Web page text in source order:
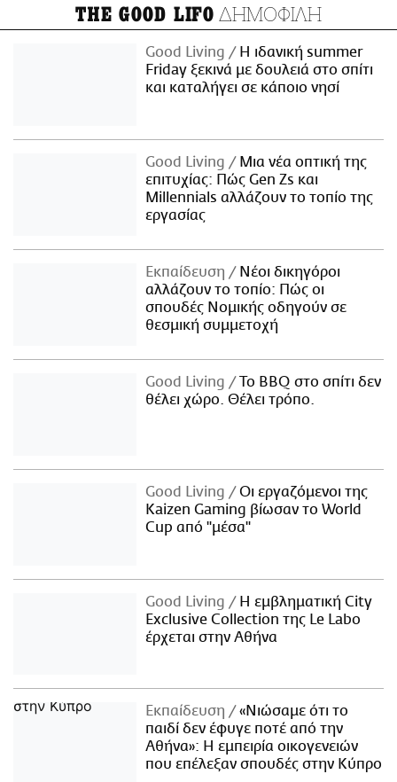
THE GOOD LIFO ΔΗΜΟΦΙΛΗ
Good Living
Η ιδανική summer
Friday ξεκινά με δουλειά στο σπίτι
και καταλήγει σε κάποιο νησί
Good Living
Μια νέα οπτική της
επιτυχίας: Πώς Gen Zs και
Millennials αλλάζουν το τοπίο της
εργασίας
Εκπαίδευση
Νέοι δικηγόροι
αλλάζουν το τοπίο: Πώς οι
σπουδές Νομικής οδηγούν σε
θεσμική συμμετοχή
Good Living
Το BBQ στο σπίτι δεν
θέλει χώρο. Θέλει τρόπο.
Good Living
Οι εργαζόμενοι της
Kaizen Gaming βίωσαν το World
Cup από "μέσα"
Good Living
Η εμβληματική City
Exclusive Collection της Le Labo
έρχεται στην Αθήνα
Εκπαίδευση
«Νιώσαμε ότι το
παιδί δεν έφυγε ποτέ από την
Αθήνα»: Η εμπειρία οικογενειών
που επέλεξαν σπουδές στην Κύπρο